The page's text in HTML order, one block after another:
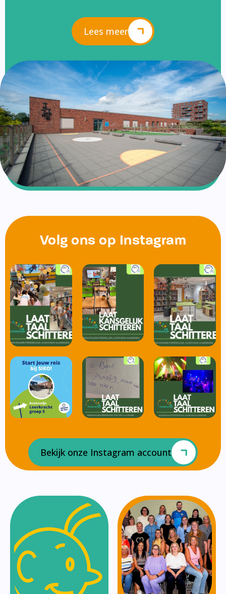
Lees meer
Volg ons op Instagram
Bekijk onze Instagram account